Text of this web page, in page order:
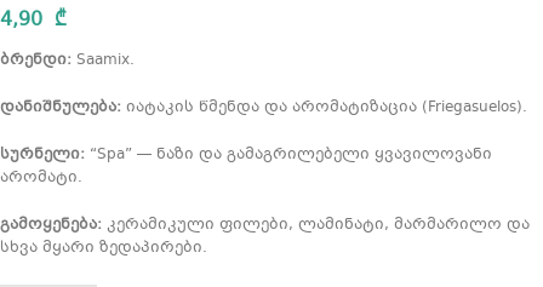
4,90 ₾
ბრენდი: Saamix.
დანიშნულება: იატაკის წმენდა და არომატიზაცია (Friegasuelos).
სურნელი: “Spa” — ნაზი და გამაგრილებელი ყვავილოვანი
არომატი.
გამოყენება: კერამიკული ფილები, ლამინატი, მარმარილო და
სხვა მყარი ზედაპირები.